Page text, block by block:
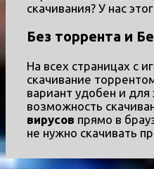
скачивания? У нас
Без торрента и
На всех страницах с
скачивание
вариант удобен и
возможность
вирусов прямо в
не нужно скачивать